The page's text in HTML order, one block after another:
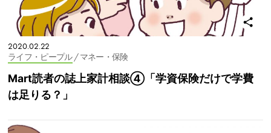
2020.02.22
ライフ・ピープル/ マネー・保険
Mart読者の誌上家計相談④「学資保険だけで学費
は足りる？」